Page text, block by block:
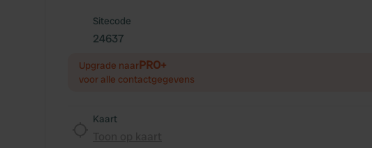
Sitecode
24637
Upgrade naarPRO+
voor alle contactgegevens
Kaart